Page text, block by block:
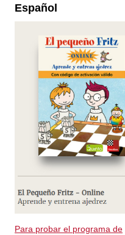
Español
Para probar el programa de